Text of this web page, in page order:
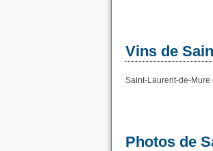
Vins de
Saint-Laurent-de-
Photos de